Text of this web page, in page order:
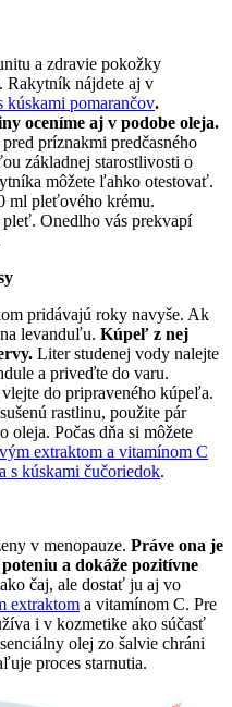
a zdravie pokožky
Rakytník nájdete aj v
kúskami pomarančov.
oceníme aj v podobe oleja.
príznakmi predčasného
základnej starostlivosti o
môžete ľahko otestovať.
ml pleťového krému.
pleť. Onedlho vás prekvapí
pridávajú roky navyše. Ak
levanduľu. Kúpeľ z nej
. Liter studenej vody nalejte
a priveďte do varu.
do pripraveného kúpeľa.
rastlinu, použite pár
oleja. Počas dňa si môžete
extraktom a vitamínom C
s kúskami čučoriedok.
v menopauze. Práve ona je
a dokáže pozitívne
čaj, ale dostať ju aj vo
extraktom a vitamínom C. Pre
i v kozmetike ako súčasť
olej zo šalvie chráni
proces starnutia.